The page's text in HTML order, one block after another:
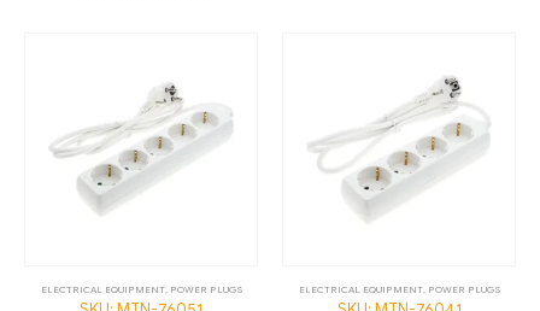
ELECTRICAL EQUIPMENT, POWER PLUGS ELECTRICAL EQUIPMENT, POWER PLUGS